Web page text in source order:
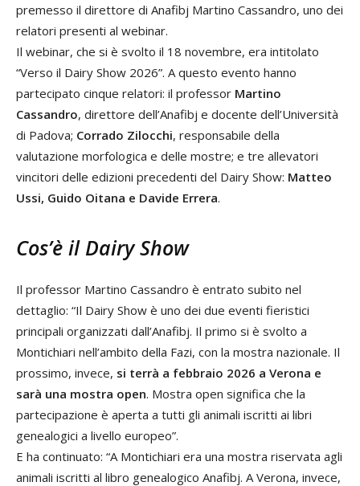
premesso il direttore di Anafibj Martino Cassandro, uno dei
relatori presenti al webinar.
Il webinar, che si è svolto il 18 novembre, era intitolato
“Verso il Dairy Show 2026”. A questo evento hanno
partecipato cinque relatori: il professor Martino
Cassandro, direttore dell’Anafibj e docente dell’Università
di Padova; Corrado Zilocchi, responsabile della
valutazione morfologica e delle mostre; e tre allevatori
vincitori delle edizioni precedenti del Dairy Show: Matteo
Ussi, Guido Oitana e Davide Errera.
Cos’è il Dairy Show
Il professor Martino Cassandro è entrato subito nel
dettaglio: “Il Dairy Show è uno dei due eventi fieristici
principali organizzati dall’Anafibj. Il primo si è svolto a
Montichiari nell’ambito della Fazi, con la mostra nazionale. Il
prossimo, invece, si terrà a febbraio 2026 a Verona e
sarà una mostra open. Mostra open significa che la
partecipazione è aperta a tutti gli animali iscritti ai libri
genealogici a livello europeo”.
E ha continuato: “A Montichiari era una mostra riservata agli
animali iscritti al libro genealogico Anafibj. A Verona, invece,